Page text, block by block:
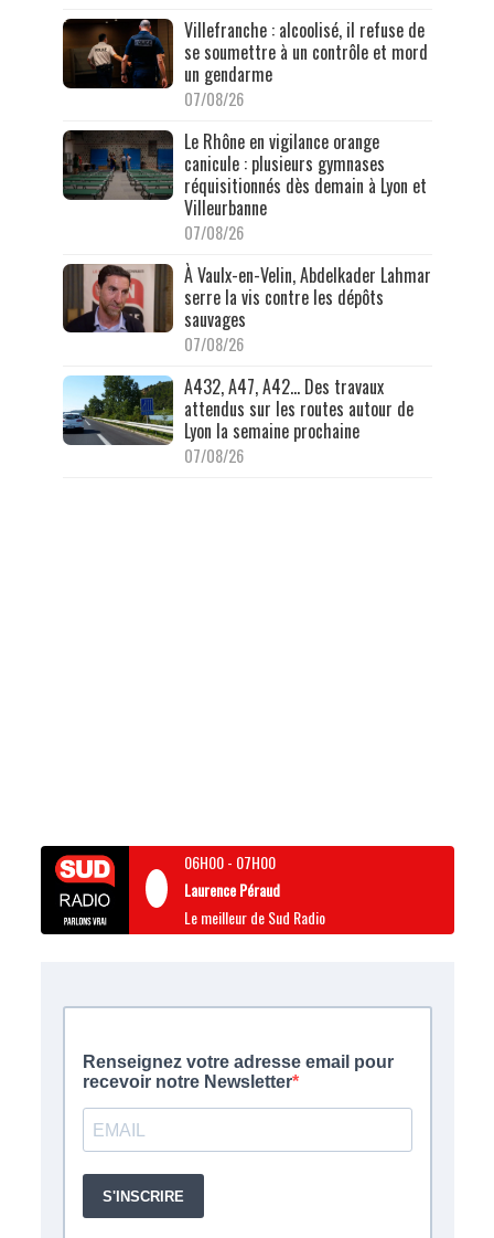
Villefranche : alcoolisé, il refuse de
se soumettre à un contrôle et mord
un gendarme
07/08/26
Le Rhône en vigilance orange
canicule : plusieurs gymnases
réquisitionnés dès demain à Lyon et
Villeurbanne
07/08/26
À Vaulx-en-Velin, Abdelkader Lahmar
serre la vis contre les dépôts
sauvages
07/08/26
A432, A47, A42… Des travaux
attendus sur les routes autour de
Lyon la semaine prochaine
07/08/26
06H00- 07H00
Laurence Péraud
Le meilleur de Sud Radio